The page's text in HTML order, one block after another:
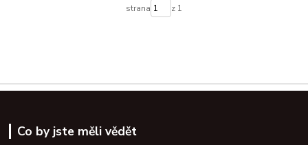
strana z 1
Co by jste měli vědět